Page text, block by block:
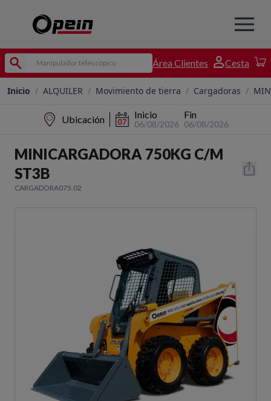
Área Clientes Cesta
Inicio / ALQUILER / Movimiento de tierra / Cargadoras /
Ubicación Inicio
06/08/2026
Fin
06/08/2026
MINICARGADORA 750KG C/M
ST3B
CARGADORA075.02